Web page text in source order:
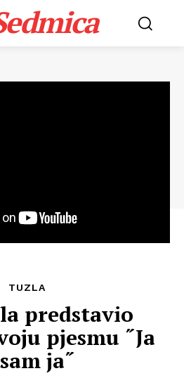
TUZLA
predstavio
pjesmu ˝Ja
ja˝